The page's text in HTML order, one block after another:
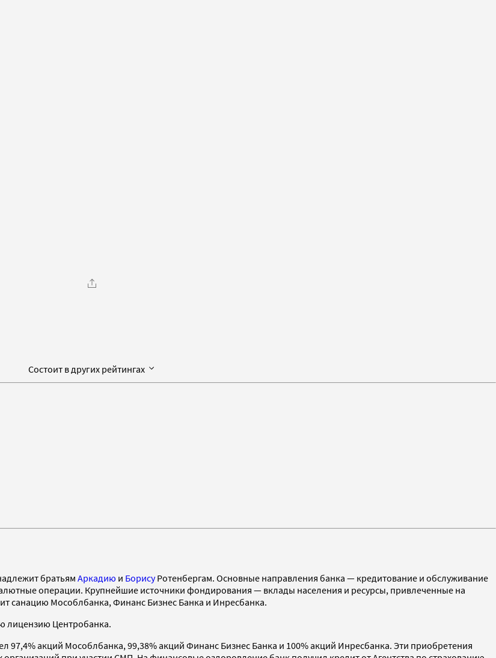
Состоит в других рейтингах
братьям Аркадию и БорисуРотенбергам. Основные направления банка — кредитование и обслуживание
операции. Крупнейшие источники фондирования — вклады населения и ресурсы, привлеченные на
санацию Мособлбанка, Финанс Бизнес Банка и Инресбанка.
лицензию Центробанка.
97,4% акций Мособлбанка, 99,38% акций Финанс Бизнес Банка и 100% акций Инресбанка. Эти приобретения